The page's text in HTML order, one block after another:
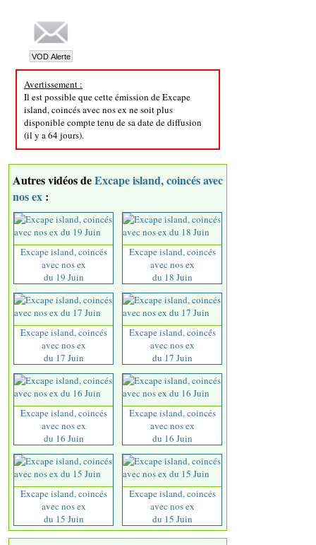
Avertissement :
Il est possible que cette émission de Excape
island, coincés avec nos ex ne soit plus
disponible compte tenu de sa date de diffusion
(il y a 64 jours).
Autres vidéos deExcape island, coincés avec
nos ex :
Excape island, coincés
avec nos ex
du 19 Juin
Excape island, coincés
avec nos ex
du 18 Juin
Excape island, coincés
avec nos ex
du 17 Juin
Excape island, coincés
avec nos ex
du 17 Juin
Excape island, coincés
avec nos ex
du 16 Juin
Excape island, coincés
avec nos ex
du 16 Juin
Excape island, coincés
avec nos ex
du 15 Juin
Excape island, coincés
avec nos ex
du 15 Juin